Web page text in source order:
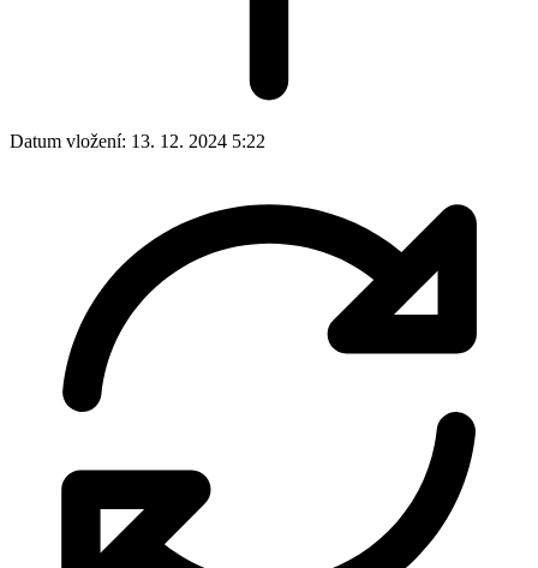
Datum vložení: 13. 12. 2024 5:22